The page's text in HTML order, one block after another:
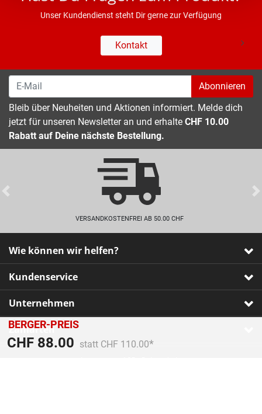
BERGER-PREIS
CHF 88.00 Preis reduziert von
statt CHF 110.00
An
Unser Kundendienst steht Dir gerne zur Verfügung
Kontakt
Abonnieren
Bleib über Neuheiten und Aktionen informiert. Melde dich
jetzt für unseren Newsletter an und erhalte CHF 10.00
Rabatt auf Deine nächste Bestellung.
VERSANDKOSTENFREI AB 50.00 CHF
Previous
Wie können wir helfen?
Kundenservice
Unternehmen
Zahlarten